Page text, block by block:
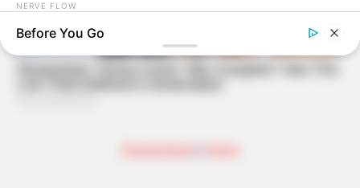
NERVE FLOW
Neuropathy Has Been Linked To A Common Habit. Do You Do
It?
Before You Go